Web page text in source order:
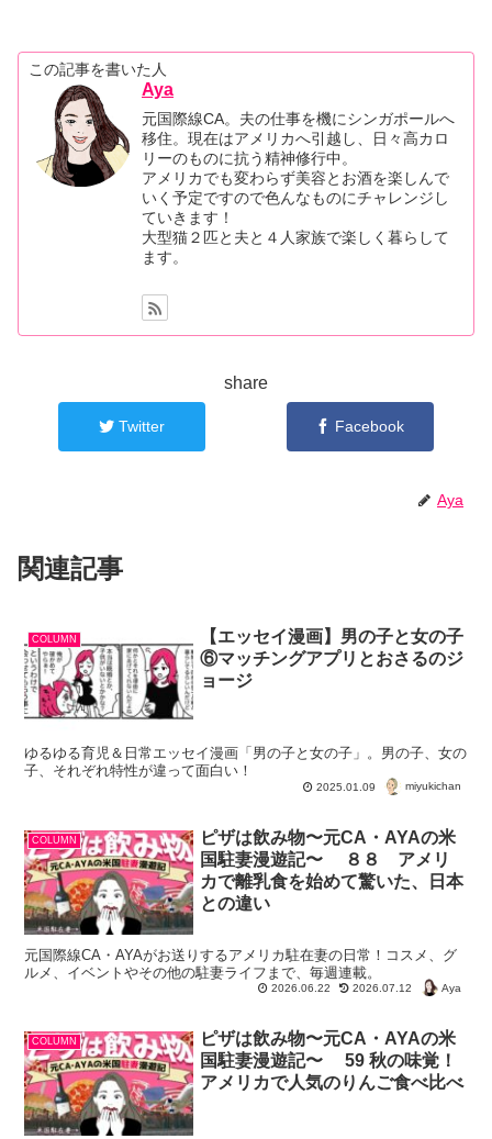
この記事を書いた人
Aya
元国際線CA。夫の仕事を機にシンガポールへ
移住。現在はアメリカへ引越し、日々高カロ
リーのものに抗う精神修行中。
アメリカでも変わらず美容とお酒を楽しんで
いく予定ですので色んなものにチャレンジし
ていきます！
大型猫２匹と夫と４人家族で楽しく暮らして
ます。
share
Twitter Facebook
Aya
関連記事
COLUMN
【エッセイ漫画】男の子と女の子
⑥マッチングアプリとおさるのジ
ョージ
ゆるゆる育児＆日常エッセイ漫画「男の子と女の子」。男の子、女の
子、それぞれ特性が違って面白い！
2025.01.09 miyukichan
COLUMN
ピザは飲み物〜元CA・AYAの米
国駐妻漫遊記〜 ８８ アメリ
カで離乳食を始めて驚いた、日本
との違い
元国際線CA・AYAがお送りするアメリカ駐在妻の日常！コスメ、グ
ルメ、イベントやその他の駐妻ライフまで、毎週連載。
2026.06.22 2026.07.12 Aya
COLUMN
ピザは飲み物〜元CA・AYAの米
国駐妻漫遊記〜 59 秋の味覚！
アメリカで人気のりんご食べ比べ